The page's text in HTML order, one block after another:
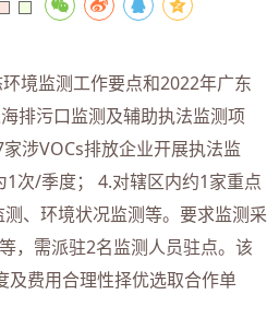
境监测工作要点和2022年广东
排污口监测及辅助执法监测项
涉VOCs排放企业开展执法监
次/季度； 4.对辖区内约1家重点
、环境状况监测等。要求监测采
，需派驻2名监测人员驻点。该
及费用合理性择优选取合作单